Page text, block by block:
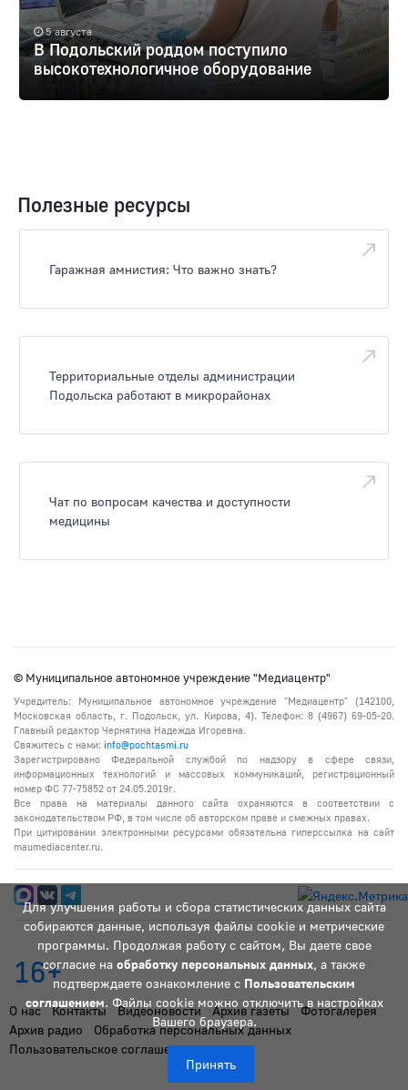
5 августа
В Подольский роддом поступило
высокотехнологичное оборудование
Полезные ресурсы
Гаражная амнистия: Что важно знать?
Территориальные отделы администрации
Подольска работают в микрорайонах
Чат по вопросам качества и доступности
медицины
Для улучшения работы и сбора статистических данных сайта
собираются данные, используя файлы cookie и метрические
программы. Продолжая работу с сайтом, Вы даете свое
согласие на обработку персональных данных, а также
подтверждаете ознакомление с Пользовательским
соглашением. Файлы cookie можно отключить в настройках
Вашего браузера.
Принять
© Муниципальное автономное учреждение "Медиацентр"
Учредитель: Муниципальное автономное учреждение "Медиацентр" (142100,
Московская область, г. Подольск, ул. Кирова, 4). Телефон: 8 (4967) 69-05-20.
Главный редактор Чернятина Надежда Игоревна.
Свяжитесь с нами: info@pochtasmi.ru
Зарегистрировано Федеральной службой по надзору в сфере связи,
информационных технологий и массовых коммуникаций, регистрационный
номер ФС 77-75852 от 24.05.2019г.
Все права на материалы данного сайта охраняются в соответствии с
законодательством РФ, в том числе об авторском праве и смежных правах.
При цитировании электронными ресурсами обязательна гиперссылка на сайт
maumediacenter.ru.
16+
О нас Контакты Видеоновости Архив газеты
Фотогалерея
Архив радио
Обработка персональных данных
Пользовательское соглашение